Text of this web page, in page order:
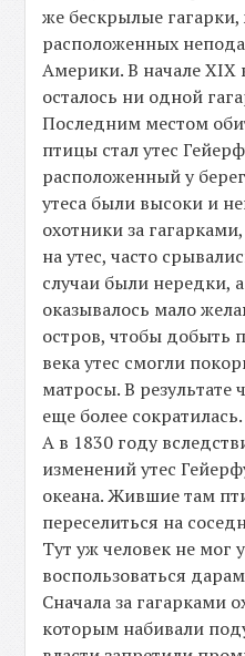
же бескрылые
расположенных
Америки. В начале XIX
осталось ни одной
Последним местом
птицы стал утес
расположенный у
утеса были высоки и
охотники за
на утес, часто
случаи были нередки,
оказывалось мало
остров, чтобы добыть
века утес смогли
матросы. В результате
еще более сократилась.
А в 1830 году
изменений утес
океана. Жившие там
переселиться на
Тут уж человек не мог
воспользоваться
Сначала за гагарками
которым набивали